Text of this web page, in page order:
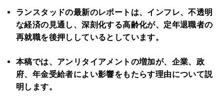
ランスタッドの最新のレポートは、インフレ、不透明
な経済の見通し、深刻化する高齢化が、定年退職者の
再就職を後押ししているとしています。
本稿では、アンリタイアメントの増加が、企業、政
府、年金受給者によい影響をもたらす理由について説
明します。